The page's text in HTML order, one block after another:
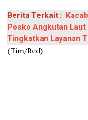
Berita Terkait :
Posko Angkutan
Tingkatkan Layanan
(Tim/Red)